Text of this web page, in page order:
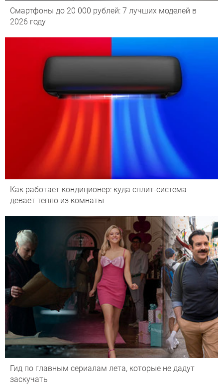
Смартфоны до 20 000 рублей: 7 лучших моделей в
2026 году
Как работает кондиционер: куда сплит-система
девает тепло из комнаты
Гид по главным сериалам лета, которые не дадут
заскучать